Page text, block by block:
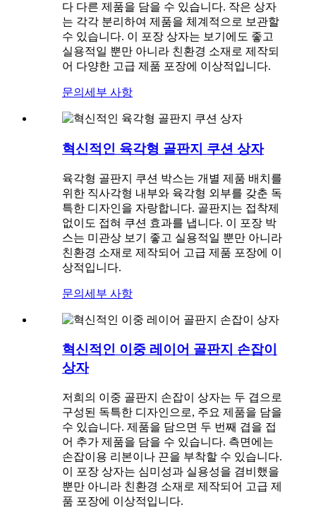
다 다른 제품을 담을 수 있습니다. 작은 상자
는 각각 분리하여 제품을 체계적으로 보관할
수 있습니다. 이 포장 상자는 보기에도 좋고
실용적일 뿐만 아니라 친환경 소재로 제작되
어 다양한 고급 제품 포장에 이상적입니다.
문의 세부 사항
혁신적인 육각형 골판지 쿠션 상자
육각형 골판지 쿠션 박스는 개별 제품 배치를
위한 직사각형 내부와 육각형 외부를 갖춘 독
특한 디자인을 자랑합니다. 골판지는 접착제
없이도 접혀 쿠션 효과를 냅니다. 이 포장 박
스는 미관상 보기 좋고 실용적일 뿐만 아니라
친환경 소재로 제작되어 고급 제품 포장에 이
상적입니다.
문의 세부 사항
혁신적인 이중 레이어 골판지 손잡이
상자
저희의 이중 골판지 손잡이 상자는 두 겹으로
구성된 독특한 디자인으로, 주요 제품을 담을
수 있습니다. 제품을 담으면 두 번째 겹을 접
어 추가 제품을 담을 수 있습니다. 측면에는
손잡이용 리본이나 끈을 부착할 수 있습니다.
이 포장 상자는 심미성과 실용성을 겸비했을
뿐만 아니라 친환경 소재로 제작되어 고급 제
품 포장에 이상적입니다.